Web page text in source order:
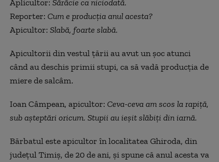
Aplicultor: Sărăcie ca niciodată.
Reporter: Cum e producția anul acesta?
Apicultor: Slabă, foarte slabă.
Apicultorii din vestul țării au avut un șoc atunci
când au deschis primii stupi, ca să vadă producția de
miere de salcâm.
Ioan Câmpean, apicultor: Ceva-ceva am scos la rapiță,
sub așteptări oricum. Stupii au ieșit slăbiți din iarnă.
Bărbatul este apicultor în localitatea Ghiroda, din
județul Timiș, de 20 de ani, și spune că anul acesta va